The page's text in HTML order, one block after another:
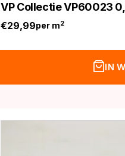
VP Collectie VP60023
€29,99per m2
IN